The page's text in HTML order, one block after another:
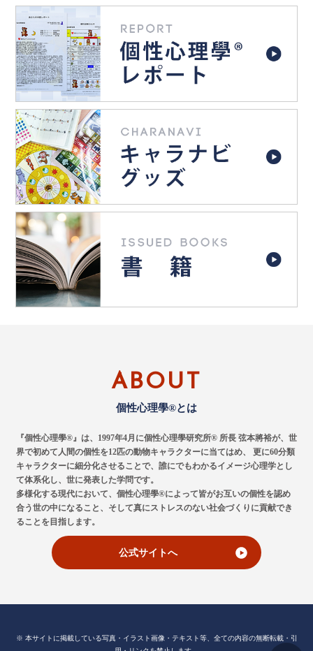
ABOUT
個性心理學®とは
『個性心理學®』は、1997年4月に個性心理學研究所® 所長 弦本將裕が、世
界で初めて人間の個性を12匹の動物キャラクターに当てはめ、
更に60分類
キャラクターに細分化させることで、誰にでもわかるイメージ心理学とし
て体系化し、世に発表した学問です。
多様化する現代において、個性心理學®によって皆がお互いの個性を認め
合う世の中になること、そして真にストレスのない社会づくりに貢献でき
ることを目指します。
公式サイトへ
※ 本サイトに掲載している写真・イラスト画像・テキスト等、全ての内容の無断転載・引